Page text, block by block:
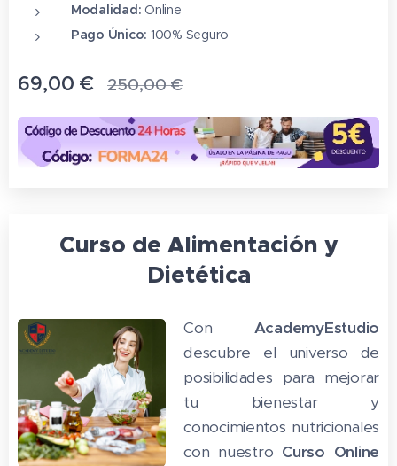
Modalidad: Online
Pago Único: 100% Seguro
69,00 € 250,00€
Curso de Alimentación y
Dietética
Con AcademyEstudio
descubre el universo de
posibilidades para mejorar
tu bienestar y
conocimientos nutricionales
con nuestro Curso Online